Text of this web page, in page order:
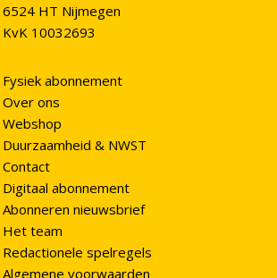
6524 HT Nijmegen
KvK 10032693
Fysiek abonnement
Over ons
Webshop
Duurzaamheid & NWST
Contact
Digitaal abonnement
Abonneren nieuwsbrief
Het team
Redactionele spelregels
Algemene voorwaarden